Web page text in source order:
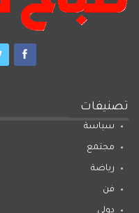
تصنيفات
سياسة
مجتمع
رياضة
فن
دولي